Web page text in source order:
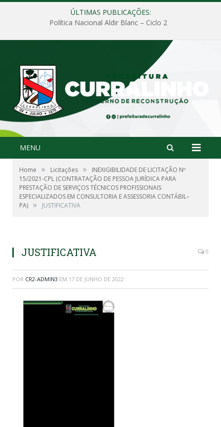
ÚLTIMAS PUBLICAÇÕES:
Política Nacional Aldir Blanc – Ciclo 2
MENU
Home » Licitações »
INEXIGIBILIDADE DE LICITAÇÃO Nº
15/2021-CPL (CONTRATAÇÃO DE PESSOA JURÍDICA PARA
PRESTAÇÃO DE SERVIÇOS TÉCNICOS PROFISSIONAIS
ESPECIALIZADOS EM CONSULTORIA E ASSESSORIA CONTÁBIL–
PA) » JUSTIFICATIVA
JUSTIFICATIVA 0
POR CR2-ADMIN3 EM 17 DE JUNHO DE 2022